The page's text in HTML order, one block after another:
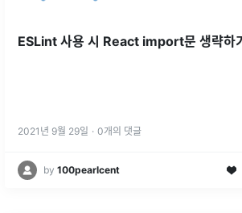
ESLint 사용 시 React import문 생략하기
2021년 9월 29일 · 0개의 댓글
by 100pearlcent